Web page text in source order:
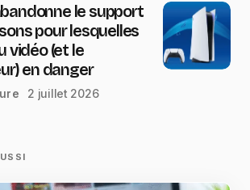
le support
pour lesquelles
vidéo (et le
en danger
2 juillet 2026